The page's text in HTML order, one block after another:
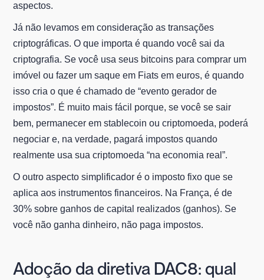
aspectos.
Já não levamos em consideração as transações
criptográficas. O que importa é quando você sai da
criptografia. Se você usa seus bitcoins para comprar um
imóvel ou fazer um saque em Fiats em euros, é quando
isso cria o que é chamado de “evento gerador de
impostos”. É muito mais fácil porque, se você se sair
bem, permanecer em stablecoin ou criptomoeda, poderá
negociar e, na verdade, pagará impostos quando
realmente usa sua criptomoeda “na economia real”.
O outro aspecto simplificador é o imposto fixo que se
aplica aos instrumentos financeiros. Na França, é de
30% sobre ganhos de capital realizados (ganhos). Se
você não ganha dinheiro, não paga impostos.
Adoção da diretiva DAC8: qual